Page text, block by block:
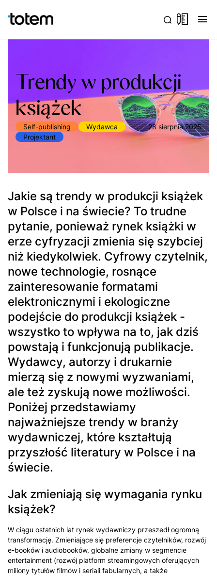
menu
Trendy w produkcji
książek
Self-publishing
Wydawca
Projektant
28 sierpnia 2025
Jakie są trendy w produkcji książek
w Polsce i na świecie? To trudne
pytanie, ponieważ rynek książki w
erze cyfryzacji zmienia się szybciej
niż kiedykolwiek. Cyfrowy czytelnik,
nowe technologie, rosnące
zainteresowanie formatami
elektronicznymi i ekologiczne
podejście do produkcji książek -
wszystko to wpływa na to, jak dziś
powstają i funkcjonują publikacje.
Wydawcy, autorzy i drukarnie
mierzą się z nowymi wyzwaniami,
ale też zyskują nowe możliwości.
Poniżej przedstawiamy
najważniejsze trendy w branży
wydawniczej, które kształtują
przyszłość literatury w Polsce i na
świecie.
Jak zmieniają się wymagania rynku
książek?
W ciągu ostatnich lat rynek wydawniczy przeszedł ogromną
transformację. Zmieniające się preferencje czytelników, rozwój
e-booków i audiobooków, globalne zmiany w segmencie
entertainment (rozwój platform streamingowych oferujących
miliony tytułów filmów i seriali fabularnych, a także